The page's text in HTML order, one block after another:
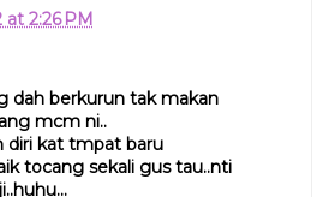
at 2:26 PM
dah berkurun tak makan
mcm ni..
diri kat tmpat baru
tocang sekali gus tau..nti